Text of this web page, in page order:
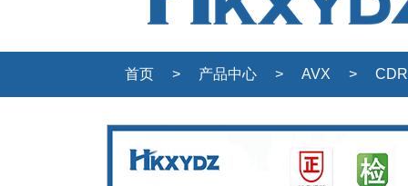
首页 > 产品中心 > AVX >